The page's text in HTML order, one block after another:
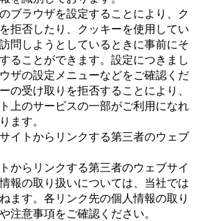
ブラウザを設定することにより、ク
拒否したり、クッキーを使用してい
問しようとしているときに事前にそ
ることができます。設定につきまし
ザの設定メニューなどをご確認くだ
の受け取りを拒否することにより、
上のサービスの一部がご利用になれ
ます。
イトからリンクする第三者のウェブ
からリンクする第三者のウェブサイ
報の取り扱いについては、当社では
ます。各リンク先の個人情報の取り
注意事項をご確認ください。